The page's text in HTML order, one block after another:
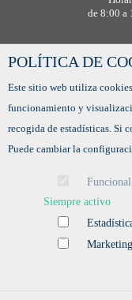
de 8:00 a
Ofertas de empleo
Formación
Aviso legal- Política de
POLÍTICA DE
Este sitio web utiliza
funcionamiento y
recogida de estadísticas. Si
Puede cambiar la
Funcional
Siempre activo
Marketing